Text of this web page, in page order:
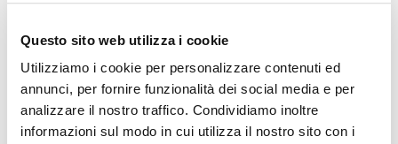
Questo sito web utilizza i cookie
Utilizziamo i cookie per personalizzare contenuti ed
annunci, per fornire funzionalità dei social media e per
analizzare il nostro traffico. Condividiamo inoltre
informazioni sul modo in cui utilizza il nostro sito con i